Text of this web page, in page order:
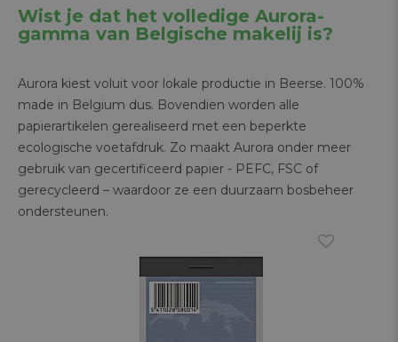
Wist je dat het volledige Aurora-
gamma van Belgische makelij is?
Aurora kiest voluit voor lokale productie in Beerse. 100%
made in Belgium dus. Bovendien worden alle
papierartikelen gerealiseerd met een beperkte
ecologische voetafdruk. Zo maakt Aurora onder meer
gebruik van gecertificeerd papier - PEFC, FSC of
gerecycleerd – waardoor ze een duurzaam bosbeheer
ondersteunen.